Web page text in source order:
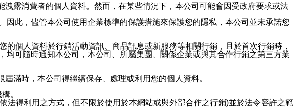
露消費者的個人資料。然而，在某些情況下，本公司可能會因受政府要求或法
此，儘管本公司使用企業標準的保護措施來保護您的隱私，本公司並未承諾您
個人資料於行銷活動資訊、商品訊息或新服務等相關行銷，且於首次行銷時，
可隨時通知本公司，本公司、所屬集團、關係企業或與其合作行銷之第三方業
滿時，本公司得繼續保存、處理或利用您的個人資料。
。
得利用之方式，但不限於使用於本網站或與外部合作之行銷)並於法令容許之範